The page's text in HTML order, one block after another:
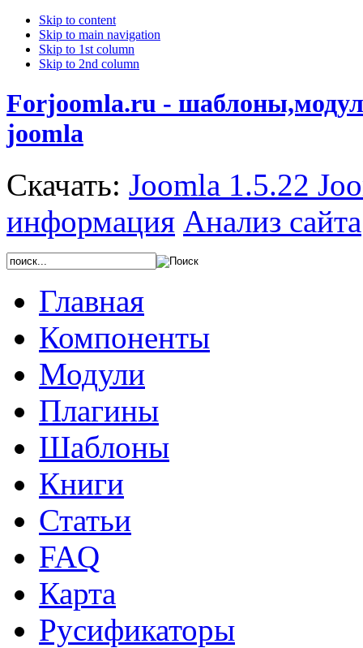
Skip to content
Skip to main navigation
Skip to 1st column
Skip to 2nd column
Forjoomla.ru -
joomla
Скачать: Joomla 1.5.22
информация Анализ сайта
Главная
Компоненты
Модули
Плагины
Шаблоны
Книги
Статьи
FAQ
Карта
Русификаторы